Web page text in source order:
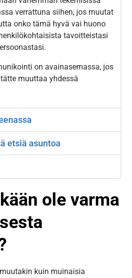
verrattuna siihen, jos muutat
onko tämä hyvä vai huono
tavoitteistasi
on avainasemassa, jos
muuttaa yhdessä
etsiä asuntoa
ole varma
kuin muinaisia